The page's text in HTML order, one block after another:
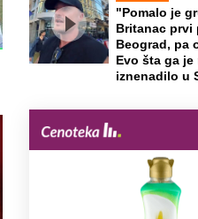
"Pomalo je
Britanac prvi
Beograd, pa
Evo šta ga
iznenadilo u